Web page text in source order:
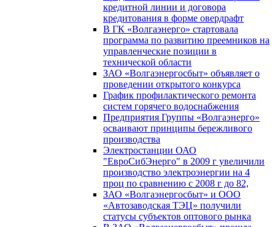
кредитной линии и договора
кредитования в форме овердрафт
В ГК «Волгаэнерго» стартовала
программа по развитию преемников на
управленческие позиции в
технической области
ЗАО «Волгаэнергосбыт» объявляет о
проведении открытого конкурса
График профилактического ремонта
систем горячего водоснабжения
Предприятия Группы «Волгаэнерго»
осваивают принципы бережливого
производства
Электростанции ОАО
"ЕвроСибЭнерго" в 2009 г увеличили
производство электроэнергии на 4
проц по сравнению с 2008 г до 82,
ЗАО «Волгаэнергосбыт» и ООО
«Автозаводская ТЭЦ» получили
статусы субъектов оптового рынка